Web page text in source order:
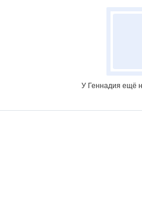
У Геннадия ещё